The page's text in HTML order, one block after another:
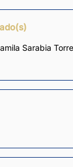
Sarabia